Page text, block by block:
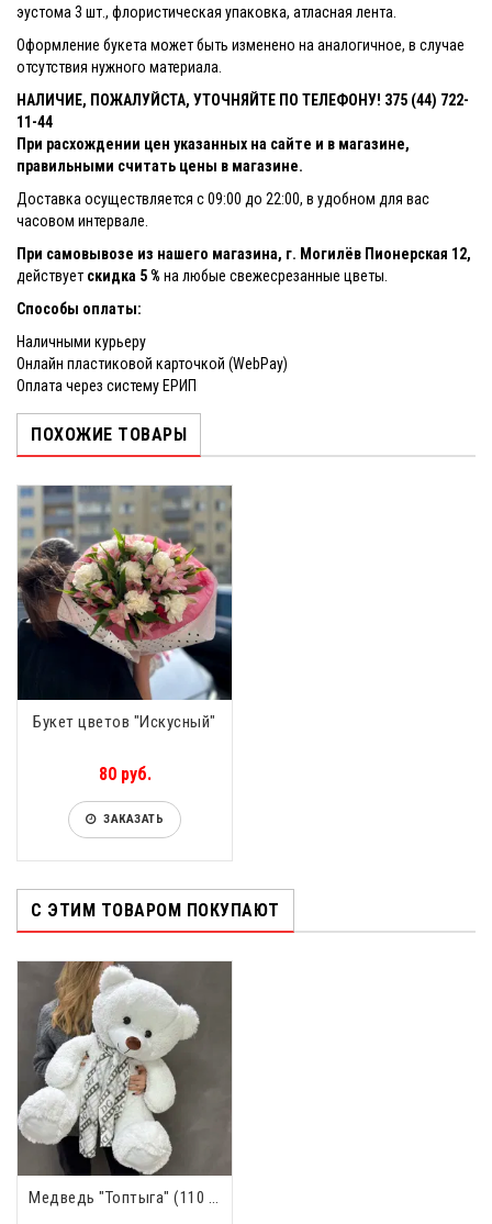
эустома 3 шт., флористическая упаковка, атласная лента.
Оформление букета может быть изменено на аналогичное, в случае
отсутствия нужного материала.
НАЛИЧИЕ, ПОЖАЛУЙСТА, УТОЧНЯЙТЕ ПО ТЕЛЕФОНУ! 375 (44) 722-
11-44
При расхождении цен указанных на сайте и в магазине,
правильными считать цены в магазине.
Доставка осуществляется с 09:00 до 22:00, в удобном для вас
часовом интервале.
При самовывозе из нашего магазина, г. Могилёв Пионерская 12,
действует скидка 5 % на любые свежесрезанные цветы.
Способы оплаты:
Наличными курьеру
Онлайн пластиковой карточкой (WebPay)
Оплата через систему ЕРИП
ПОХОЖИЕ ТОВАРЫ
Букет цветов "Искусный"
80 руб.
ЗАКАЗАТЬ
С ЭТИМ ТОВАРОМ ПОКУПАЮТ
Медведь "Топтыга" (110 см) Сидя 60 см